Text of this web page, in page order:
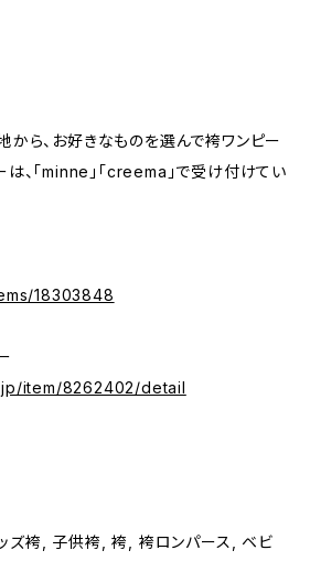
ら、お好きなものを選んで袴ワンピー
、「minne」「creema」で受け付けてい
18303848
item/8262402/detail
ズ袴, 子供袴, 袴, 袴ロンパース, ベビ